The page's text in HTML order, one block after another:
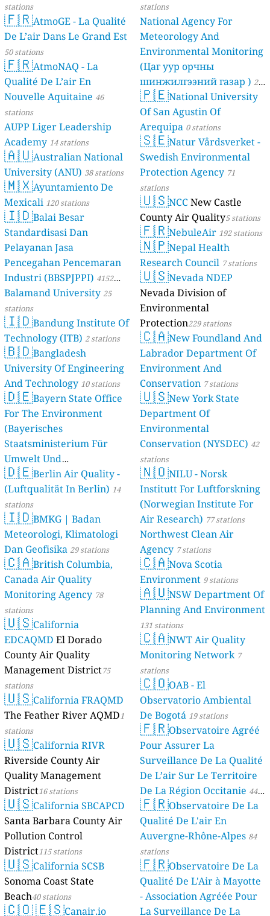
stations
🇫🇷AtmoGE - La Qualité
De L’air Dans Le Grand Est
50 stations
🇫🇷AtmoNAQ - La
Qualité De L’air En
Nouvelle Aquitaine 46
stations
AUPP Liger Leadership
Academy 14 stations
🇦🇺Australian National
University (ANU) 38 stations
🇲🇽Ayuntamiento De
Mexicali 120 stations
🇮🇩Balai Besar
Standardisasi Dan
Pelayanan Jasa
Pencegahan Pencemaran
Industri (BBSPJPPI) 4152
stations
Balamand University25
stations
🇮🇩Bandung Institute Of
Technology (ITB) 2 stations
🇧🇩Bangladesh
University Of Engineering
And Technology 10 stations
🇩🇪Bayern State Office
For The Environment
(Bayerisches
Staatsministerium Für
Umwelt Und
Verbraucherschutz) - LfU
46 stations
🇩🇪Berlin Air Quality -
(Luftqualität In Berlin) 14
stations
🇮🇩BMKG | Badan
Meteorologi, Klimatologi
Dan Geofisika 29 stations
🇨🇦British Columbia,
Canada Air Quality
Monitoring Agency 78
stations
🇺🇸California
EDCAQMD El Dorado
County Air Quality
Management District75
stations
🇺🇸California FRAQMD
The Feather River AQMD1
stations
🇺🇸California RIVR
Riverside County Air
Quality Management
District16 stations
🇺🇸California SBCAPCD
Santa Barbara County Air
Pollution Control
District115 stations
🇺🇸California SCSB
Sonoma Coast State
Beach40 stations
🇨🇴🇪🇸Canair.io
stations
National Agency For
Meteorology And
Environmental Monitoring
(Цаг уур орчны
шинжилгээний газар ) 21
stations
🇵🇪National University
Of San Agustin Of
Arequipa 0 stations
🇸🇪Natur Vårdsverket -
Swedish Environmental
Protection Agency 71
stations
🇺🇸NCCNew Castle
County Air Quality5 stations
🇫🇷NebuleAir 192 stations
🇳🇵Nepal Health
Research Council 7 stations
🇺🇸Nevada NDEP
Nevada Division of
Environmental
Protection229 stations
🇨🇦New Foundland And
Labrador Department Of
Environment And
Conservation 7 stations
🇺🇸New York State
Department Of
Environmental
Conservation (NYSDEC) 42
stations
🇳🇴NILU - Norsk
Institutt For Luftforskning
(Norwegian Institute For
Air Research) 77 stations
Northwest Clean Air
Agency 7 stations
🇨🇦Nova Scotia
Environment 9 stations
🇦🇺NSW Department Of
Planning And Environment
131 stations
🇨🇦NWT Air Quality
Monitoring Network 7
stations
🇨🇴OAB - El
Observatorio Ambiental
De Bogotá 19 stations
🇫🇷Observatoire Agréé
Pour Assurer La
Surveillance De La Qualité
De L’air Sur Le Territoire
De La Région Occitanie 44
stations
🇫🇷Observatoire De La
Qualité De L'air En
Auvergne-Rhône-Alpes 84
stations
🇫🇷Observatoire De La
Qualité De L'Air à Mayotte
- Association Agréée Pour
La Surveillance De La